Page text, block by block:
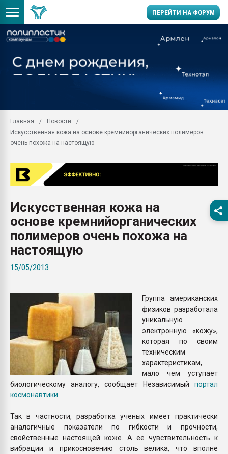
ПЕРЕЙТИ НА ФОРУМ
умельцы изготовили
колонок полностью из
Продажа готового
производство SPC
29.07.2026 ФРП помог
Помощь в подборе
Вакуум-формовочные
Подмосковье, Москва
28.07.2026
первый план в
пластмасс
Главная
Новости
Искусственная кожа на основе кремнийорганических полимеров
очень похожа на настоящую
Искусственная кожа на
основе кремнийорганических
полимеров очень похожа на
настоящую
15/05/2013
Группа американских
физиков разработала
уникальную
электронную «кожу»,
которая по своим
техническим
характеристикам,
мало чем уступает
биологическому аналогу, сообщает Независимый портал
космонавтики
Так в частности, разработка ученых имеет практически
аналогичные показатели по гибкости и прочности,
свойственные настоящей коже. А ее чувствительность к
вибрации и прикосновению столь велика, что вполне